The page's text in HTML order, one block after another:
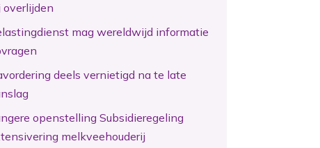
overlijden
mag wereldwijd informatie
deels vernietigd na te late
openstelling Subsidieregeling
melkveehouderij